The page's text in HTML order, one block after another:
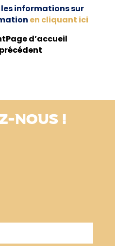
informations sur
en cliquant ici
Page d’accueil
NOUS !